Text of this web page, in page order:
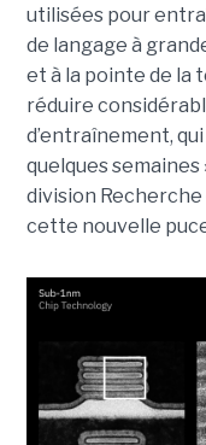
utilisées pour
de langage à
et à la pointe de la
réduire
d’entraînement,
quelques semaines
division Recherche
cette nouvelle